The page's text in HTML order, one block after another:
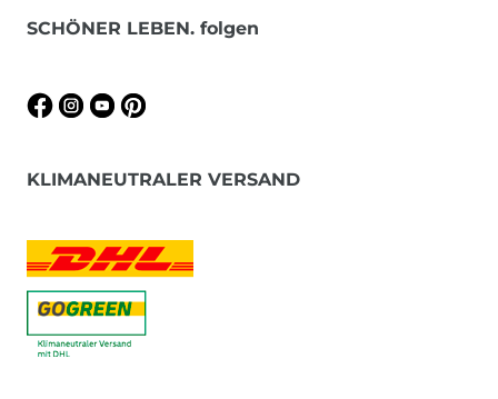
SCHÖNER LEBEN. folgen
KLIMANEUTRALER VERSAND